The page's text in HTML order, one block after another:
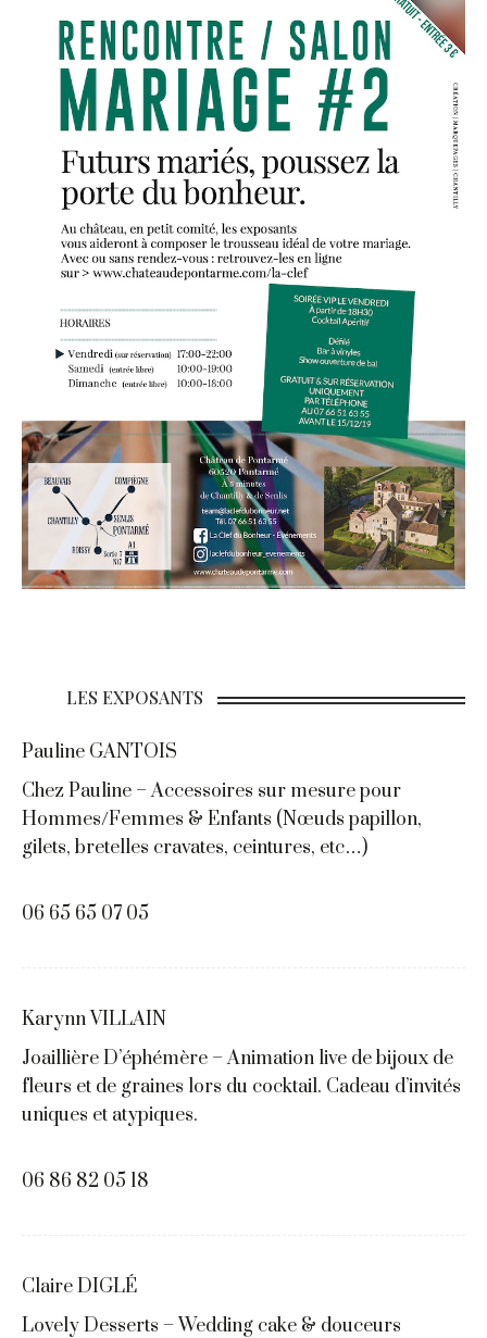
LES EXPOSANTS
Pauline GANTOIS
Chez Pauline – Accessoires sur mesure pour
Hommes/Femmes & Enfants (Nœuds papillon,
gilets, bretelles cravates, ceintures, etc…)
06 65 65 07 05
Karynn VILLAIN
Joaillière D’éphémère – Animation live de bijoux de
fleurs et de graines lors du cocktail. Cadeau d’invités
uniques et atypiques.
06 86 82 05 18
Claire DIGLÉ
Lovely Desserts – Wedding cake & douceurs